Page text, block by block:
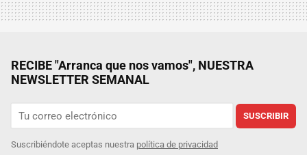
RECIBE "Arranca que nos vamos", NUESTRA
NEWSLETTER SEMANAL
SUSCRIBIR
Suscribiéndote aceptas nuestra política de privacidad